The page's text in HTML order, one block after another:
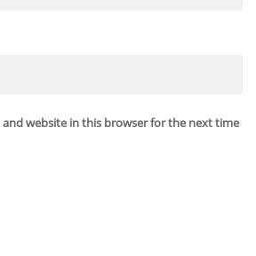
and website in this browser for the next time